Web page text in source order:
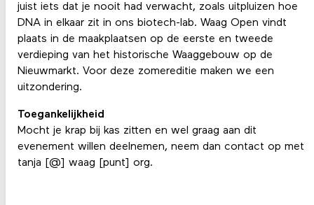
juist iets dat je nooit had verwacht, zoals uitpluizen hoe
DNA in elkaar zit in ons biotech-lab. Waag Open vindt
plaats in de maakplaatsen op de eerste en tweede
verdieping van het historische Waaggebouw op de
Nieuwmarkt. Voor deze zomereditie maken we een
uitzondering.
Toegankelijkheid
Mocht je krap bij kas zitten en wel graag aan dit
evenement willen deelnemen, neem dan contact op met
tanja [@] waag [punt] org.